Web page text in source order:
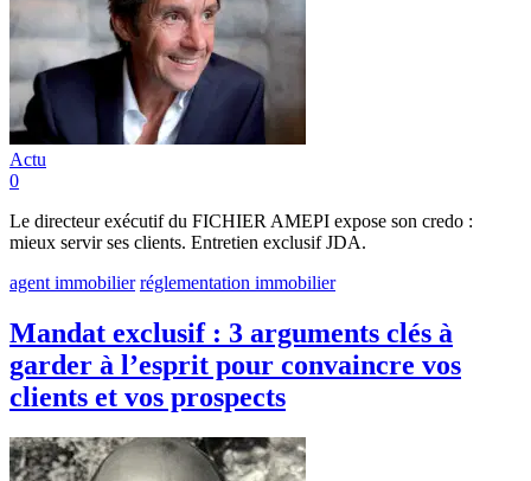
Actu
0
Le directeur exécutif du FICHIER AMEPI expose son credo :
mieux servir ses clients. Entretien exclusif JDA.
agent immobilier réglementation immobilier
Mandat exclusif : 3 arguments clés à
garder à l’esprit pour convaincre vos
clients et vos prospects